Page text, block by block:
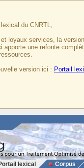
du CNRTL,
loyaux services, la
apporte une refonte
version ici : Portail
lexical Corpus